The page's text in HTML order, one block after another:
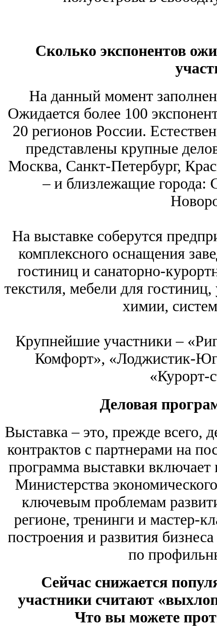
Сколько экспонентов
На данный момент
Ожидается более 100
20 регионов России.
представлены крупные
Москва, Санкт-Петербург,
– и близлежащие города:
На выставке соберутся
комплексного оснащения
гостиниц и санаторно-
текстиля, мебели для
химии,
Крупнейшие участники –
Комфорт», «Лоджистик-
«Курорт-
Деловая
Выставка – это, прежде всего,
контрактов с партнерами на
программа выставки включает
Министерства
ключевым проблемам
регионе, тренинги и мастер-
построения и развития
по
Сейчас снижается
участники считают
Что вы можете